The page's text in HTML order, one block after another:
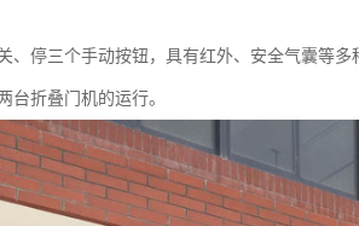
停三个手动按钮，具有红外、安全气囊等多
折叠门机的运行。